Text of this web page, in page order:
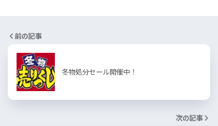
前の記事
冬物処分セール開催中！
次の記事